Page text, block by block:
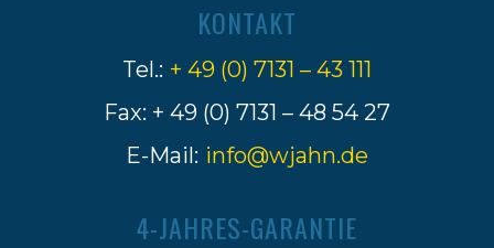
KONTAKT
Tel.: + 49 (0) 7131 – 43 111
Fax: + 49 (0) 7131 – 48 54 27
E-Mail: info@wjahn.de
4-JAHRES-GARANTIE